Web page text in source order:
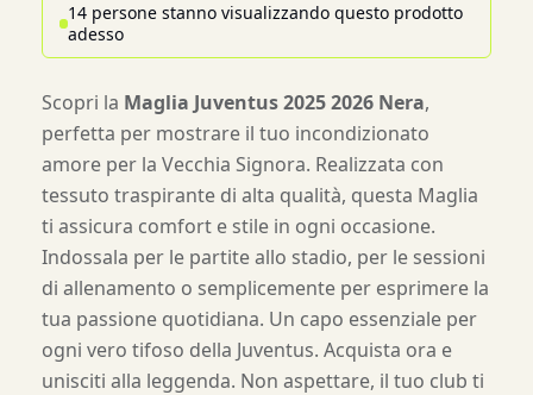
14 persone stanno visualizzando questo prodotto
adesso
Scopri la Maglia Juventus 2025 2026 Nera,
perfetta per mostrare il tuo incondizionato
amore per la Vecchia Signora. Realizzata con
tessuto traspirante di alta qualità, questa Maglia
ti assicura comfort e stile in ogni occasione.
Indossala per le partite allo stadio, per le sessioni
di allenamento o semplicemente per esprimere la
tua passione quotidiana. Un capo essenziale per
ogni vero tifoso della Juventus. Acquista ora e
unisciti alla leggenda. Non aspettare, il tuo club ti